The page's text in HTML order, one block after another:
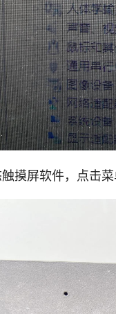
摸屏软件，点击